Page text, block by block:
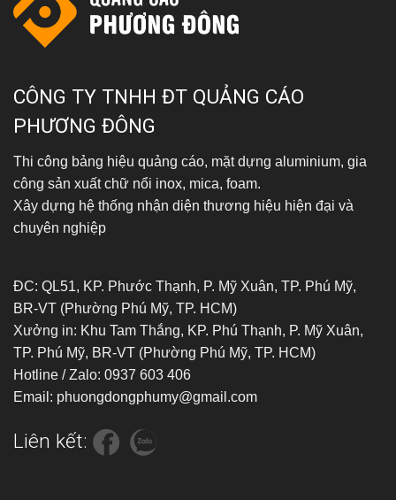
CÔNG TY TNHH ĐT QUẢNG CÁO
PHƯƠNG ĐÔNG
Thi công bảng hiệu quảng cáo, mặt dựng aluminium, gia
công sản xuất chữ nổi inox, mica, foam.
Xây dựng hệ thống nhận diện thương hiệu hiện đại và
chuyên nghiệp
ĐC: QL51, KP. Phước Thạnh, P. Mỹ Xuân, TP. Phú Mỹ,
BR-VT (Phường Phú Mỹ, TP. HCM)
Xưởng in: Khu Tam Thắng, KP. Phú Thạnh, P. Mỹ Xuân,
TP. Phú Mỹ, BR-VT (Phường Phú Mỹ, TP. HCM)
Hotline / Zalo: 0937 603 406
Email: phuongdongphumy@gmail.com
Liên kết: